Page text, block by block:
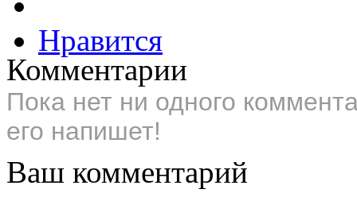
Нравится
Комментарии
Пока нет ни одного
его напишет!
Ваш комментарий